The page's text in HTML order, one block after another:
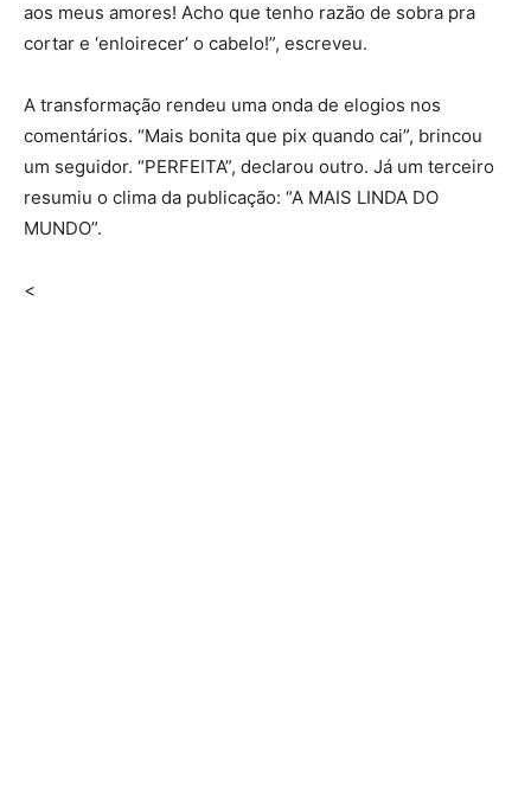
aos meus amores! Acho que tenho razão de sobra pra
cortar e ‘enloirecer’ o cabelo!”, escreveu.
A transformação rendeu uma onda de elogios nos
comentários. “Mais bonita que pix quando cai”, brincou
um seguidor. “PERFEITA”, declarou outro. Já um terceiro
resumiu o clima da publicação: “A MAIS LINDA DO
MUNDO”.
<